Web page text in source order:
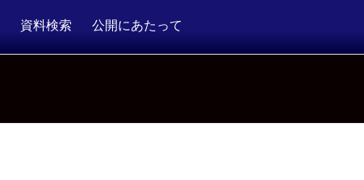
資料検索 公開にあたって